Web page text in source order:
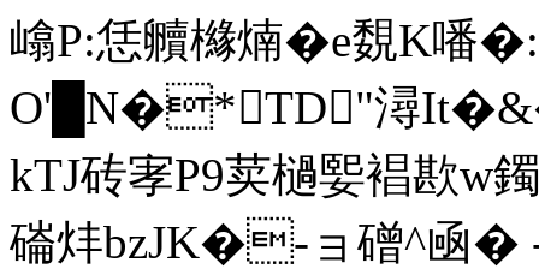
嶖P:恁 贕櫞煵�e覣K噃
O'█N�*TD"潯
kTJ砖宯P9荬檛媐裮歁
磮炐bzJK�-ョ磳^凾�